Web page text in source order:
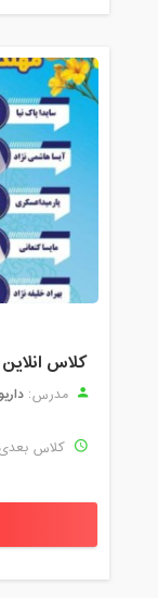
کلاس
مدرس:
کلاس